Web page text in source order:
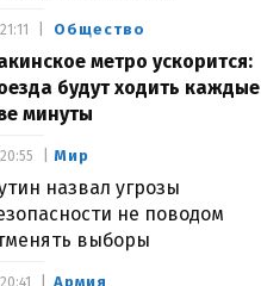
Общество
метро ускорится:
будут ходить каждые
минуты
Мир
назвал угрозы
не поводом
выборы
Армия